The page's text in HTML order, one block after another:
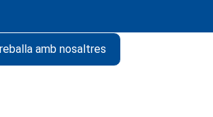
amb nosaltres